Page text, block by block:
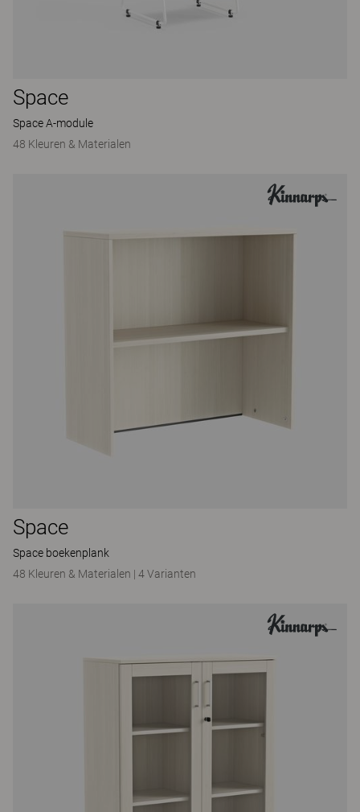
Space
Space A-module
48 Kleuren & Materialen
Space
Space boekenplank
48 Kleuren & Materialen | 4 Varianten